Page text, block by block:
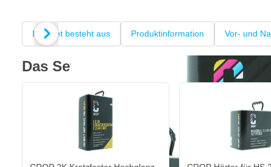
Das Set besteht aus Produktinformation Vor- und
Das Set besteht aus